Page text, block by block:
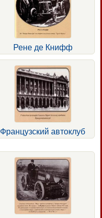
Рене де Книфф
Французский автоклуб